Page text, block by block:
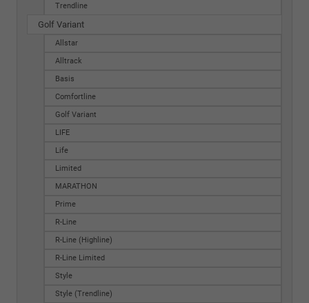
Trendline
Golf Variant
Allstar
Alltrack
Basis
Comfortline
Golf Variant
LIFE
Life
Limited
MARATHON
Prime
R-Line
R-Line (Highline)
R-Line Limited
Style
Style (Trendline)